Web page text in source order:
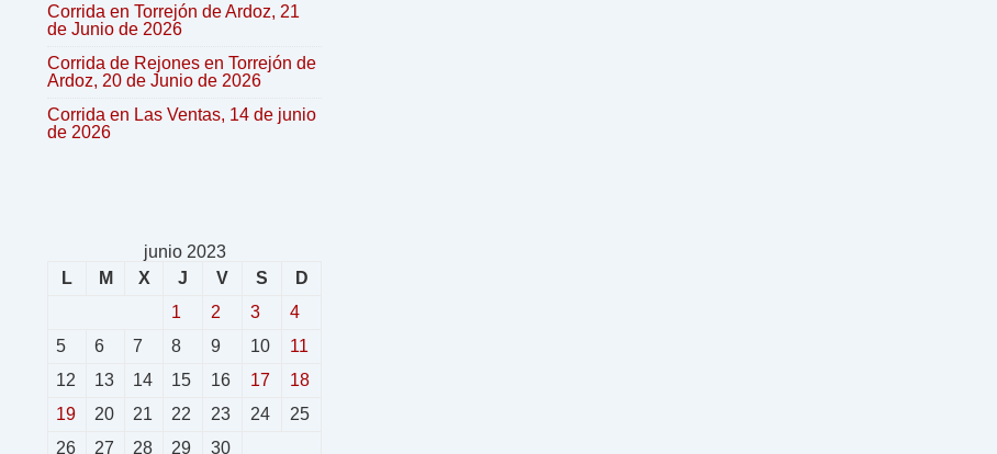
Corrida en Torrejón de Ardoz, 21
de Junio de 2026
Corrida de Rejones en Torrejón de
Ardoz, 20 de Junio de 2026
Corrida en Las Ventas, 14 de junio
de 2026
junio 2023
L
M X J V S
D
1
2 3
4
5
6 7 8 9 10
11
12
13 14 15 16 17
18
19
20 21 22 23 24
25
26
27 28 29 30